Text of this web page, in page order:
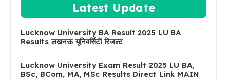
Latest Update
Lucknow University BA Result 2025 LU BA
Results लखनऊ यूनिवर्सिटी रिजल्ट
Lucknow University Exam Result 2025 LU BA,
BSc, BCom, MA, MSc Results Direct Link MAIN